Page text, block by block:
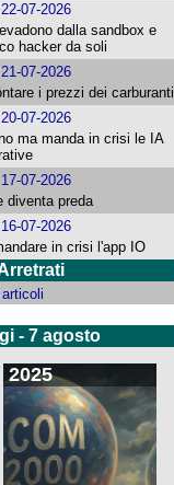
07-2026
dalla sandbox e
hacker da soli
07-2026
i prezzi dei carburanti
07-2026
ma manda in crisi le IA
07-2026
diventa preda
07-2026
in crisi l'app IO
- 7 agosto
2025